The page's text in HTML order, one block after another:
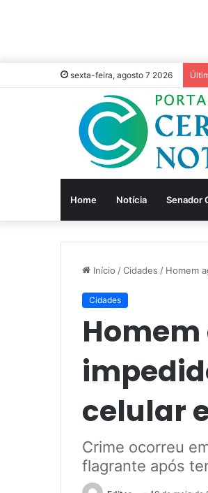
sexta-feira, agosto 7 2026
Home Notícia Senador
Início /Cidades / Homem
Cidades
celular
Crime ocorreu
flagrante após